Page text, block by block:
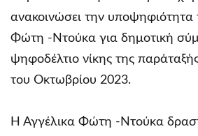
ανακοινώσει την υποψηφιότητα
Φώτη -Ντούκα για δημοτική
ψηφοδέλτιο νίκης της
του Οκτωβρίου 2023.
Η Αγγέλικα Φώτη -Ντούκα